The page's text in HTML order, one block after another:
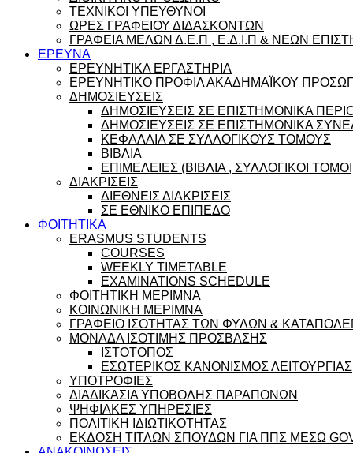
ΤΕΧΝΙΚΟΙ ΥΠΕΥΘΥΝΟΙ
ΩΡΕΣ ΓΡΑΦΕΙΟΥ ΔΙΔΑΣΚΟΝΤΩΝ
ΓΡΑΦΕΙΑ ΜΕΛΩΝ Δ.Ε.Π , Ε.Δ.Ι.Π & ΝΕΩΝ
ΕΡΕΥΝΑ
ΕΡΕΥΝΗΤΙΚΑ ΕΡΓΑΣΤΗΡΙΑ
ΕΡΕΥΝΗΤΙΚΟ ΠΡΟΦΙΛ ΑΚΑΔΗΜΑΪΚΟΥ
ΔΗΜΟΣΙΕΥΣΕΙΣ
ΔΗΜΟΣΙΕΥΣΕΙΣ ΣΕ ΕΠΙΣΤΗΜΟΝΙΚΑ
ΔΗΜΟΣΙΕΥΣΕΙΣ ΣΕ ΕΠΙΣΤΗΜΟΝΙΚΑ
ΚΕΦΑΛΑΙΑ ΣΕ ΣΥΛΛΟΓΙΚΟΥΣ ΤΟΜΟΥΣ
ΒΙΒΛΙΑ
ΕΠΙΜΕΛΕΙΕΣ (ΒΙΒΛΙΑ , ΣΥΛΛΟΓΙΚΟΙ
ΔΙΑΚΡΙΣΕΙΣ
ΔΙΕΘΝΕΙΣ ΔΙΑΚΡΙΣΕΙΣ
ΣΕ ΕΘΝΙΚΟ ΕΠΙΠΕΔΟ
ΦΟΙΤΗΤΙΚΑ
ERASMUS STUDENTS
COURSES
WEEKLY TIMETABLE
EXAMINATIONS SCHEDULE
ΦΟΙΤΗΤΙΚΗ ΜΕΡΙΜΝΑ
ΚΟΙΝΩΝΙΚΗ ΜΕΡΙΜΝΑ
ΓΡΑΦΕΙΟ ΙΣΟΤΗΤΑΣ ΤΩΝ ΦΥΛΩΝ &
ΜΟΝΑΔΑ ΙΣΟΤΙΜΗΣ ΠΡΟΣΒΑΣΗΣ
ΙΣΤΟΤΟΠΟΣ
ΕΣΩΤΕΡΙΚΟΣ ΚΑΝΟΝΙΣΜΟΣ ΛΕΙΤΟΥΡΓΙΑΣ
ΥΠΟΤΡΟΦΙΕΣ
ΔΙΑΔΙΚΑΣΙΑ ΥΠΟΒΟΛΗΣ ΠΑΡΑΠΟΝΩΝ
ΨΗΦΙΑΚΕΣ ΥΠΗΡΕΣΙΕΣ
ΠΟΛΙΤΙΚΗ ΙΔΙΩΤΙΚΟΤΗΤΑΣ
ΕΚΔΟΣΗ ΤΙΤΛΩΝ ΣΠΟΥΔΩΝ ΓΙΑ ΠΠΣ ΜΕΣΩ